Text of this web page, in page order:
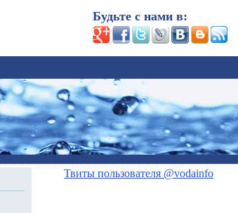
Будьте с нами в:
Твиты пользователя @vodainfo